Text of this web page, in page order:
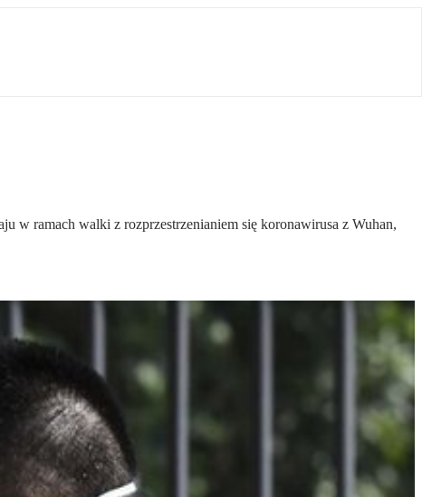
w ramach walki z rozprzestrzenianiem się koronawirusa z Wuhan,